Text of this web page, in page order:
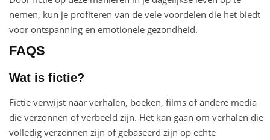
nemen, kun je profiteren van de vele voordelen die het biedt
voor ontspanning en emotionele gezondheid.
FAQS
Wat is fictie?
Fictie verwijst naar verhalen, boeken, films of andere media
die verzonnen of verbeeld zijn. Het kan gaan om verhalen die
volledig verzonnen zijn of gebaseerd zijn op echte